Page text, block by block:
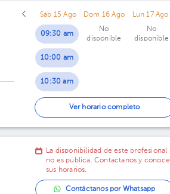
Sáb 15 Ago
09:30 am
10:00 am
10:30 am
11:00 am
11:30 am
Dom 16 Ago
No
disponible
Lun 17 Ago
No
disponible
Ver horario completo
La disponibilidad de este profesional
no es pública. Contáctanos y conoce
sus horarios.
Contáctanos por Whatsapp